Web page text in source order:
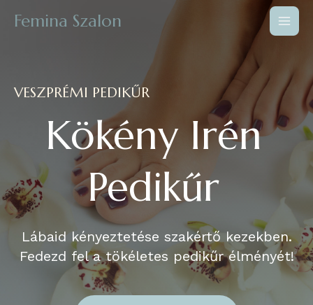
Femina Szalon
VESZPRÉMI PEDIKŰR
Kökény Irén
Pedikűr
Lábaid kényeztetése szakértő kezekben.
Fedezd fel a tökéletes pedikűr élményét!